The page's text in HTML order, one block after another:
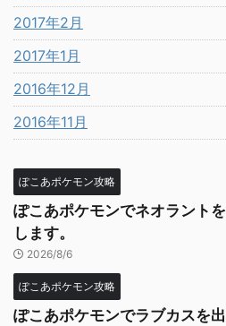
2017年2月
2017年1月
2016年12月
2016年11月
ぽこあポケモン攻略
ぽこあポケモンでネオラント
します。
2026/8/6
ぽこあポケモン攻略
ぽこあポケモンでラブカスを